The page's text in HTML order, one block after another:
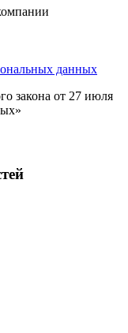
данных
закона от 27 июля